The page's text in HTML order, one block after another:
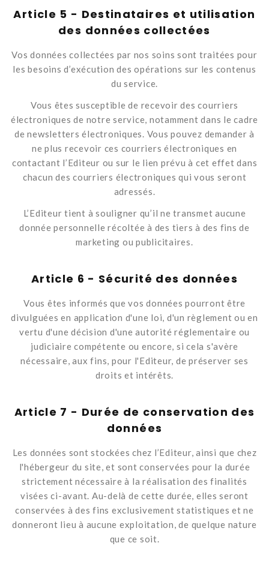
Article 5 - Destinataires et utilisation
des données collectées
Vos données collectées par nos soins sont traitées pour
les besoins d’exécution des opérations sur les contenus
du service.
Vous êtes susceptible de recevoir des courriers
électroniques de notre service, notamment dans le cadre
de newsletters électroniques. Vous pouvez demander à
ne plus recevoir ces courriers électroniques en
contactant l’Editeur ou sur le lien prévu à cet effet dans
chacun des courriers électroniques qui vous seront
adressés.
L’Editeur tient à souligner qu’il ne transmet aucune
donnée personnelle récoltée à des tiers à des fins de
marketing ou publicitaires.
Article 6 - Sécurité des données
Vous êtes informés que vos données pourront être
divulguées en application d'une loi, d'un règlement ou en
vertu d'une décision d'une autorité réglementaire ou
judiciaire compétente ou encore, si cela s'avère
nécessaire, aux fins, pour l'Editeur, de préserver ses
droits et intérêts.
Article 7 - Durée de conservation des
données
Les données sont stockées chez l’Editeur, ainsi que chez
l'hébergeur du site, et sont conservées pour la durée
strictement nécessaire à la réalisation des finalités
visées ci-avant. Au-delà de cette durée, elles seront
conservées à des fins exclusivement statistiques et ne
donneront lieu à aucune exploitation, de quelque nature
que ce soit.